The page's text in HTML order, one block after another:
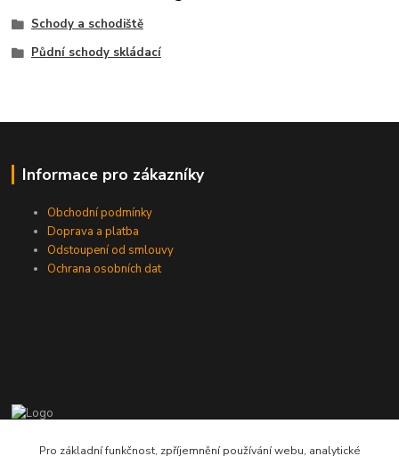
Schody a schodiště
Půdní schody skládací
Informace pro zákazníky
Obchodní podmínky
Doprava a platba
Odstoupení od smlouvy
Ochrana osobních dat
775724471, 773177017
Pro základní funkčnost, zpříjemnění používání webu, analytické